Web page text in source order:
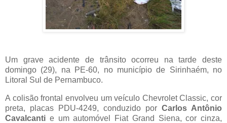
Um grave acidente de trânsito ocorreu na tarde deste
domingo (29), na PE-60, no município de Sirinhaém, no
Litoral Sul de Pernambuco.
A colisão frontal envolveu um veículo Chevrolet Classic, cor
preta, placas PDU-4249, conduzido por Carlos Antônio
Cavalcanti e um automóvel Fiat Grand Siena, cor cinza,